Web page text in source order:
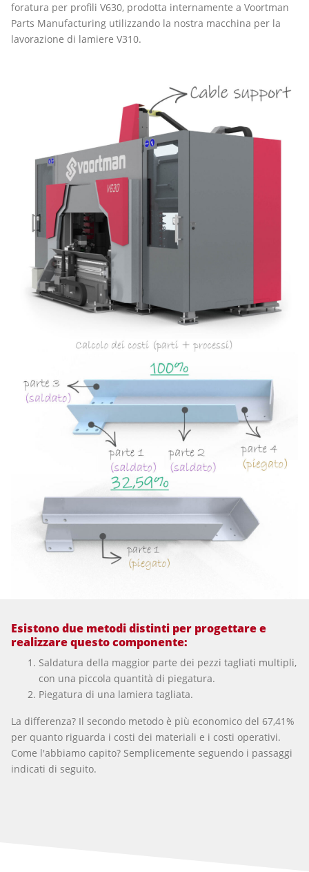
foratura per profili V630, prodotta internamente a Voortman
Parts Manufacturing utilizzando la nostra macchina per la
lavorazione di lamiere V310.
Esistono due metodi distinti per progettare e
realizzare questo componente:
Saldatura della maggior parte dei pezzi tagliati multipli,
con una piccola quantità di piegatura.
Piegatura di una lamiera tagliata.
La differenza? Il secondo metodo è più economico del 67,41%
per quanto riguarda i costi dei materiali e i costi operativi.
Come l'abbiamo capito? Semplicemente seguendo i passaggi
indicati di seguito.